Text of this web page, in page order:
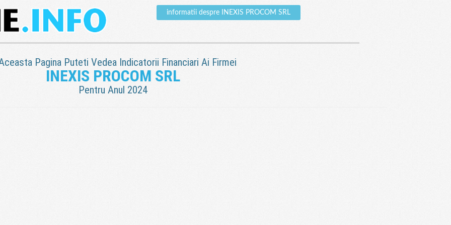
informatii despre INEXIS PROCOM SRL
Pagina Puteti Vedea Indicatorii Financiari Ai Firmei
INEXIS PROCOM SRL
Pentru Anul 2024